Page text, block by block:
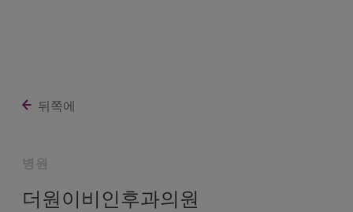
뒤쪽에
병원
더원이비인후과의원